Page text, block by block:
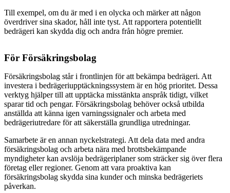
Till exempel, om du är med i en olycka och märker att någon
överdriver sina skador, håll inte tyst. Att rapportera potentiellt
bedrägeri kan skydda dig och andra från högre premier.
För Försäkringsbolag
Försäkringsbolag står i frontlinjen för att bekämpa bedrägeri. Att
investera i bedrägeriupptäckningssystem är en hög prioritet. Dessa
verktyg hjälper till att upptäcka misstänkta anspråk tidigt, vilket
sparar tid och pengar. Försäkringsbolag behöver också utbilda
anställda att känna igen varningssignaler och arbeta med
bedrägeriutredare för att säkerställa grundliga utredningar.
Samarbete är en annan nyckelstrategi. Att dela data med andra
försäkringsbolag och arbeta nära med brottsbekämpande
myndigheter kan avslöja bedrägeriplaner som sträcker sig över flera
företag eller regioner. Genom att vara proaktiva kan
försäkringsbolag skydda sina kunder och minska bedrägeriets
påverkan.